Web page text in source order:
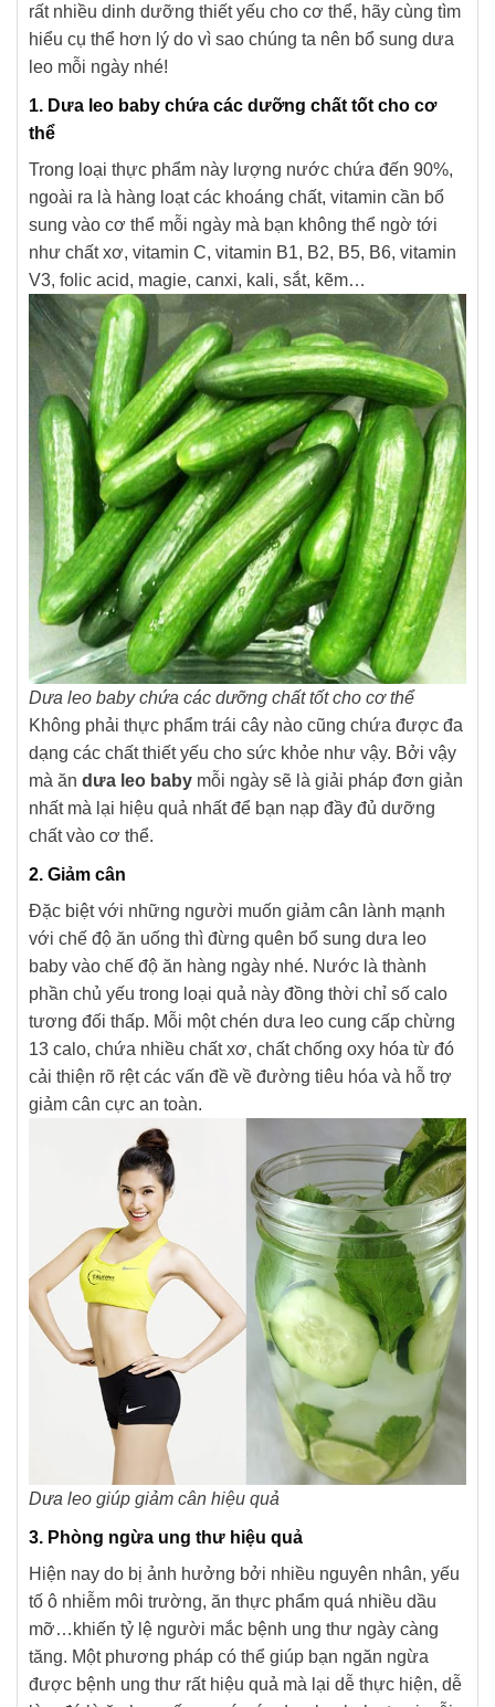
rất nhiều dinh dưỡng thiết yếu cho cơ thể, hãy cùng tìm
hiểu cụ thể hơn lý do vì sao chúng ta nên bổ sung dưa
leo mỗi ngày nhé!
1. Dưa leo baby chứa các dưỡng chất tốt cho cơ
thể
Trong loại thực phẩm này lượng nước chứa đến 90%,
ngoài ra là hàng loạt các khoáng chất, vitamin cần bổ
sung vào cơ thể mỗi ngày mà bạn không thể ngờ tới
như chất xơ, vitamin C, vitamin B1, B2, B5, B6, vitamin
V3, folic acid, magie, canxi, kali, sắt, kẽm…
Dưa leo baby chứa các dưỡng chất tốt cho cơ thể
Không phải thực phẩm trái cây nào cũng chứa được đa
dạng các chất thiết yếu cho sức khỏe như vậy. Bởi vậy
mà ăn dưa leo baby mỗi ngày sẽ là giải pháp đơn giản
nhất mà lại hiệu quả nhất để bạn nạp đầy đủ dưỡng
chất vào cơ thể.
2. Giảm cân
Đặc biệt với những người muốn giảm cân lành mạnh
với chế độ ăn uống thì đừng quên bổ sung dưa leo
baby vào chế độ ăn hàng ngày nhé. Nước là thành
phần chủ yếu trong loại quả này đồng thời chỉ số calo
tương đối thấp. Mỗi một chén dưa leo cung cấp chừng
13 calo, chứa nhiều chất xơ, chất chống oxy hóa từ đó
cải thiện rõ rệt các vấn đề về đường tiêu hóa và hỗ trợ
giảm cân cực an toàn.
Dưa leo giúp giảm cân hiệu quả
3. Phòng ngừa ung thư hiệu quả
Hiện nay do bị ảnh hưởng bởi nhiều nguyên nhân, yếu
tố ô nhiễm môi trường, ăn thực phẩm quá nhiều dầu
mỡ…khiến tỷ lệ người mắc bệnh ung thư ngày càng
tăng. Một phương pháp có thể giúp bạn ngăn ngừa
được bệnh ung thư rất hiệu quả mà lại dễ thực hiện, dễ